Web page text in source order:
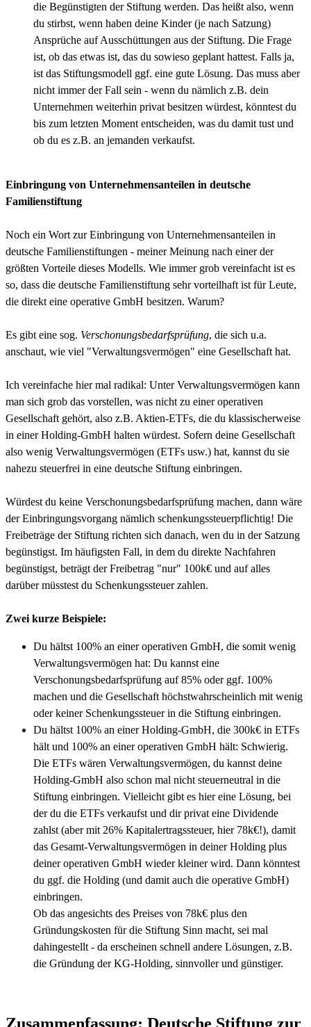
die Begünstigten der Stiftung werden. Das heißt also, wenn
du stirbst, wenn haben deine Kinder (je nach Satzung)
Ansprüche auf Ausschüttungen aus der Stiftung. Die Frage
ist, ob das etwas ist, das du sowieso geplant hattest. Falls ja,
ist das Stiftungsmodell ggf. eine gute Lösung. Das muss aber
nicht immer der Fall sein - wenn du nämlich z.B. dein
Unternehmen weiterhin privat besitzen würdest, könntest du
bis zum letzten Moment entscheiden, was du damit tust und
ob du es z.B. an jemanden verkaufst.
Einbringung von Unternehmensanteilen in deutsche
Familienstiftung
Noch ein Wort zur Einbringung von Unternehmensanteilen in
deutsche Familienstiftungen - meiner Meinung nach einer der
größten Vorteile dieses Modells. Wie immer grob vereinfacht ist es
so, dass die deutsche Familienstiftung sehr vorteilhaft ist für Leute,
die direkt eine operative GmbH besitzen. Warum?
Es gibt eine sog. Verschonungsbedarfsprüfung, die sich u.a.
anschaut, wie viel "Verwaltungsvermögen" eine Gesellschaft hat.
Ich vereinfache hier mal radikal: Unter Verwaltungsvermögen kann
man sich grob das vorstellen, was nicht zu einer operativen
Gesellschaft gehört, also z.B. Aktien-ETFs, die du klassischerweise
in einer Holding-GmbH halten würdest. Sofern deine Gesellschaft
also wenig Verwaltungsvermögen (ETFs usw.) hat, kannst du sie
nahezu steuerfrei in eine deutsche Stiftung einbringen.
Würdest du keine Verschonungsbedarfsprüfung machen, dann wäre
der Einbringungsvorgang nämlich schenkungssteuerpflichtig! Die
Freibeträge der Stiftung richten sich danach, wen du in der Satzung
begünstigst. Im häufigsten Fall, in dem du direkte Nachfahren
begünstigst, beträgt der Freibetrag "nur" 100k€ und auf alles
darüber müsstest du Schenkungssteuer zahlen.
Zwei kurze Beispiele:
Du hältst 100% an einer operativen GmbH, die somit wenig
Verwaltungsvermögen hat: Du kannst eine
Verschonungsbedarfsprüfung auf 85% oder ggf. 100%
machen und die Gesellschaft höchstwahrscheinlich mit wenig
oder keiner Schenkungssteuer in die Stiftung einbringen.
Du hältst 100% an einer Holding-GmbH, die 300k€ in ETFs
hält und 100% an einer operativen GmbH hält: Schwierig.
Die ETFs wären Verwaltungsvermögen, du kannst deine
Holding-GmbH also schon mal nicht steuerneutral in die
Stiftung einbringen. Vielleicht gibt es hier eine Lösung, bei
der du die ETFs verkaufst und dir privat eine Dividende
zahlst (aber mit 26% Kapitalertragssteuer, hier 78k€!), damit
das Gesamt-Verwaltungsvermögen in deiner Holding plus
deiner operativen GmbH wieder kleiner wird. Dann könntest
du ggf. die Holding (und damit auch die operative GmbH)
einbringen.
Ob das angesichts des Preises von 78k€ plus den
Gründungskosten für die Stiftung Sinn macht, sei mal
dahingestellt - da erscheinen schnell andere Lösungen, z.B.
die Gründung der KG-Holding, sinnvoller und günstiger.